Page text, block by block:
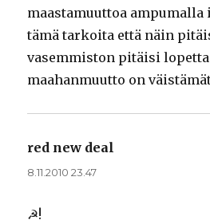
maastamuuttoa
tämä tarkoita että näin
vasemmiston pitäisi
maahanmuutto on
red new deal
8.11.2010 23.47
☭!